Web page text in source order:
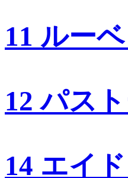
11 ルー
12 パス
14 エイ